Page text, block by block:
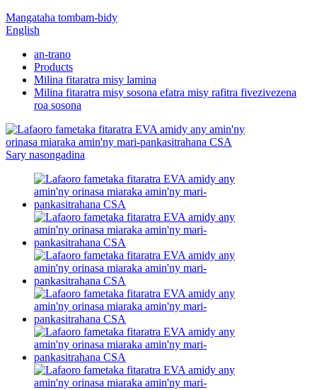
Mangataha tombam-bidy
English
an-trano
Products
Milina fitaratra misy lamina
Milina fitaratra misy sosona efatra misy rafitra fivezivezena
roa sosona